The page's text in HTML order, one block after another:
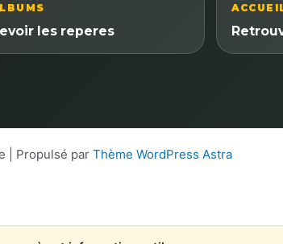
les reperes
| Propulsé par Thème WordPress Astra